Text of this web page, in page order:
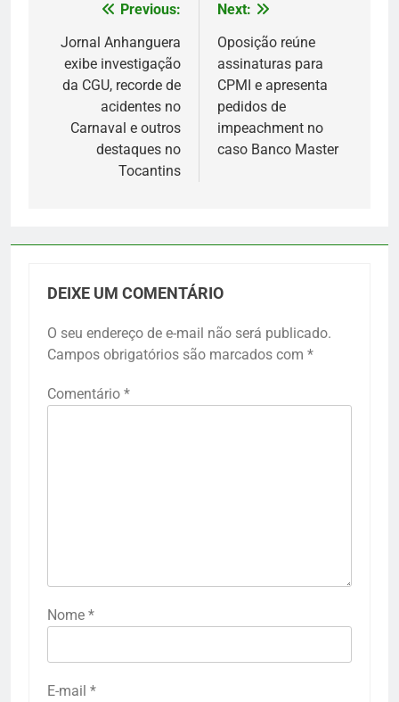
Navegação
de
Post
Previous:
Jornal Anhanguera
exibe investigação
da CGU, recorde de
acidentes no
Carnaval e outros
destaques no
Tocantins
Next:
Oposição reúne
assinaturas para
CPMI e apresenta
pedidos de
impeachment no
caso Banco Master
DEIXE UM COMENTÁRIO
O seu endereço de e-mail não será publicado.
Campos obrigatórios são marcados com *
Comentário *
Nome *
E-mail *